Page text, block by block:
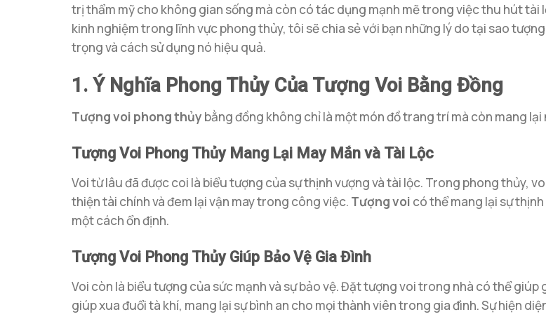
trị thẩm mỹ cho không gian sống mà còn có tác dụng mạnh mẽ trong việc thu hút tài
kinh nghiệm trong lĩnh vực phong thủy, tôi sẽ chia sẻ với bạn những lý do tại sao
trọng và cách sử dụng nó hiệu quả.
1. Ý Nghĩa Phong Thủy Của Tượng Voi Bằng Đồng
Tượng voi phong thủy bằng đồng không chỉ là một món đồ trang trí mà còn mang
Tượng Voi Phong Thủy Mang Lại May Mắn và Tài Lộc
Voi từ lâu đã được coi là biểu tượng của sự thịnh vượng và tài lộc. Trong phong thủy,
thiện tài chính và đem lại vận may trong công việc. Tượng voi có thể mang lại sự
một cách ổn định.
Tượng Voi Phong Thủy Giúp Bảo Vệ Gia Đình
Voi còn là biểu tượng của sức mạnh và sự bảo vệ. Đặt tượng voi trong nhà có thể
giúp xua đuổi tà khí, mang lại sự bình an cho mọi thành viên trong gia đình. Sự hiện